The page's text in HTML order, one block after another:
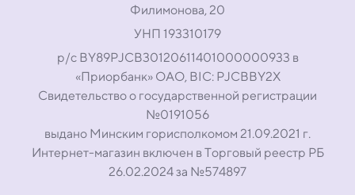
Филимонова, 20
УНП 193310179
р/с BY89PJCB30120611401000000933 в
«Приорбанк» ОАО, BIC: PJCBBY2X
Свидетельство о государственной регистрации
№0191056
выдано Минским горисполкомом 21.09.2021 г.
Интернет-магазин включен в Торговый реестр РБ
26.02.2024 за №574897